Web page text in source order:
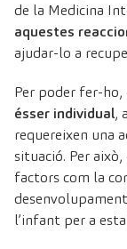
de la Medicina
aquestes
ajudar-lo a
Per poder fer-ho,
ésser individual,
requereixen una
situació. Per
factors com la
l’infant per a